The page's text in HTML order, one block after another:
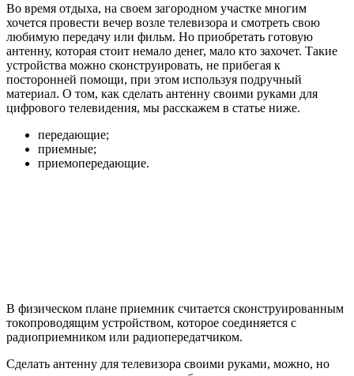
Во время отдыха, на своем загородном участке многим
хочется провести вечер возле телевизора и смотреть свою
любимую передачу или фильм. Но приобретать готовую
антенну, которая стоит немало денег, мало кто захочет. Такие
устройства можно сконструировать, не прибегая к
посторонней помощи, при этом используя подручный
материал. О том, как сделать антенну своими руками для
цифрового телевидения, мы расскажем в статье ниже.
передающие;
приемные;
приемопередающие.
В физическом плане приемник считается сконструированным
токопроводящим устройством, которое соединяется с
радиоприемником или радиопередатчиком.
Сделать антенну для телевизора своими руками, можно, но